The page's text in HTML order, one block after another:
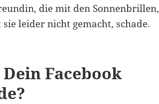
die mit den Sonnenbrillen,
leider nicht gemacht, schade.
Facebook